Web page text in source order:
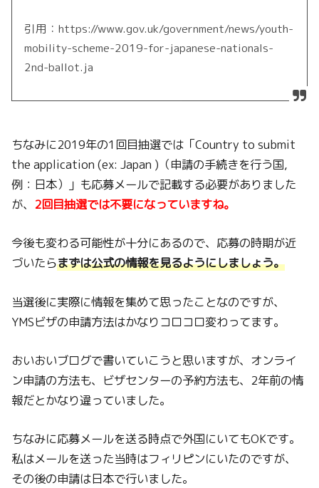
引用：https://www.gov.uk/government/news/youth-
mobility-scheme-2019-for-japanese-nationals-
2nd-ballot.ja
ちなみに2019年の1回目抽選では「Country to submit
the application (ex: Japan )（申請の手続きを行う国,
例：日本）」も応募メールで記載する必要がありました
が、 2回目抽選では不要になっていますね。
今後も変わる可能性が十分にあるので、応募の時期が近
づいたらまずは公式の情報を見るようにしましょう。
当選後に実際に情報を集めて思ったことなのですが、
YMSビザの申請方法はかなりコロコロ変わってます。
おいおいブログで書いていこうと思いますが、オンライ
ン申請の方法も、ビザセンターの予約方法も、2年前の情
報だとかなり違っていました。
ちなみに応募メールを送る時点で外国にいてもOKです。
私はメールを送った当時はフィリピンにいたのですが、
その後の申請は日本で行いました。